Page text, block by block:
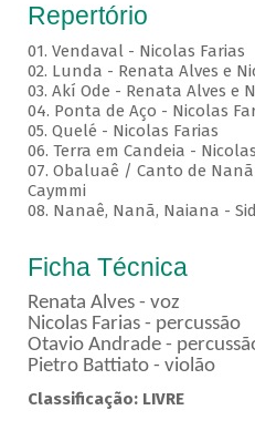
Repertório
01. Vendaval - Nicolas Farias
02. Lunda - Renata Alves e
03. Akí Ode - Renata Alves e
04. Ponta de Aço - Nicolas
05. Quelé - Nicolas Farias
06. Terra em Candeia -
07. Obaluaê / Canto de
Caymmi
08. Nanaê, Nanã, Naiana -
Ficha Técnica
Renata Alves - voz
Nicolas Farias - percussão
Otavio Andrade -
Pietro Battiato - violão
Classificação: LIVRE